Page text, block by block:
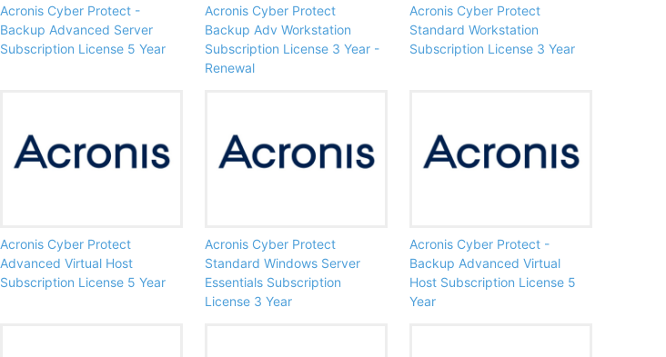
Acronis Cyber Protect -
Backup Advanced Server
Subscription License 5 Year
Acronis Cyber Protect
Backup Adv Workstation
Subscription License 3 Year -
Renewal
Acronis Cyber Protect
Standard Workstation
Subscription License 3 Year
Acronis Cyber Protect
Advanced Virtual Host
Subscription License 5 Year
Acronis Cyber Protect
Standard Windows Server
Essentials Subscription
License 3 Year
Acronis Cyber Protect -
Backup Advanced Virtual
Host Subscription License 5
Year